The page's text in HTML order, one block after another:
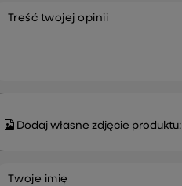
Treść twojej opinii
Dodaj własne zdjęcie produktu:
Twoje imię